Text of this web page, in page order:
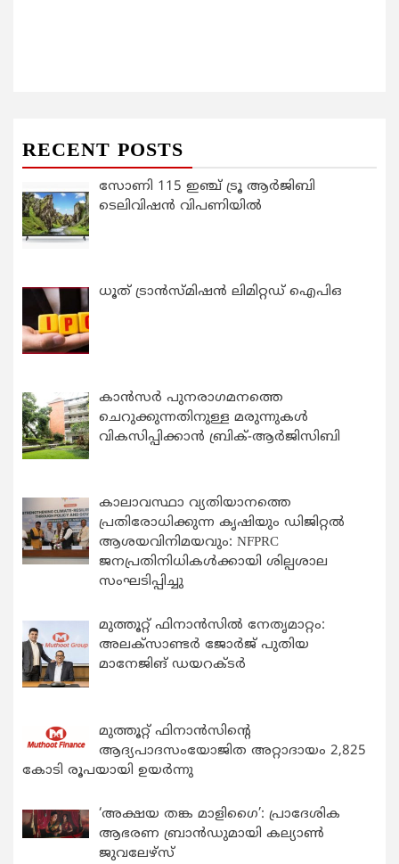
RECENT POSTS
സോണി 115 ഇഞ്ച് ട്രൂ ആർജിബി
ടെലിവിഷൻ വിപണിയിൽ
ധൂത് ട്രാൻസ്മിഷൻ ലിമിറ്റഡ് ഐപിഒ
കാന്‍സര്‍ പുനരാഗമനത്തെ
ചെറുക്കുന്നതിനുള്ള മരുന്നുകള്‍
വികസിപ്പിക്കാന്‍ ബ്രിക്-ആര്‍ജിസിബി
കാലാവസ്ഥാ വ്യതിയാനത്തെ
പ്രതിരോധിക്കുന്ന കൃഷിയും ഡിജിറ്റൽ
ആശയവിനിമയവും: NFPRC
ജനപ്രതിനിധികൾക്കായി ശില്പശാല
സംഘടിപ്പിച്ചു
മുത്തൂറ്റ് ഫിനാൻസിൽ നേതൃമാറ്റം:
അലക്സാണ്ടർ ജോർജ് പുതിയ
മാനേജിങ് ഡയറക്ടർ
മുത്തൂറ്റ് ഫിനാൻസിന്റെ
ആദ്യപാദസംയോജിത അറ്റാദായം 2,825
കോടി രൂപയായി ഉയർന്നു
‘അക്ഷയ തങ്ക മാളിഗൈ’: പ്രാദേശിക
ആഭരണ ബ്രാന്‍ഡുമായി കല്യാണ്‍
ജുവലേഴ്‌സ്